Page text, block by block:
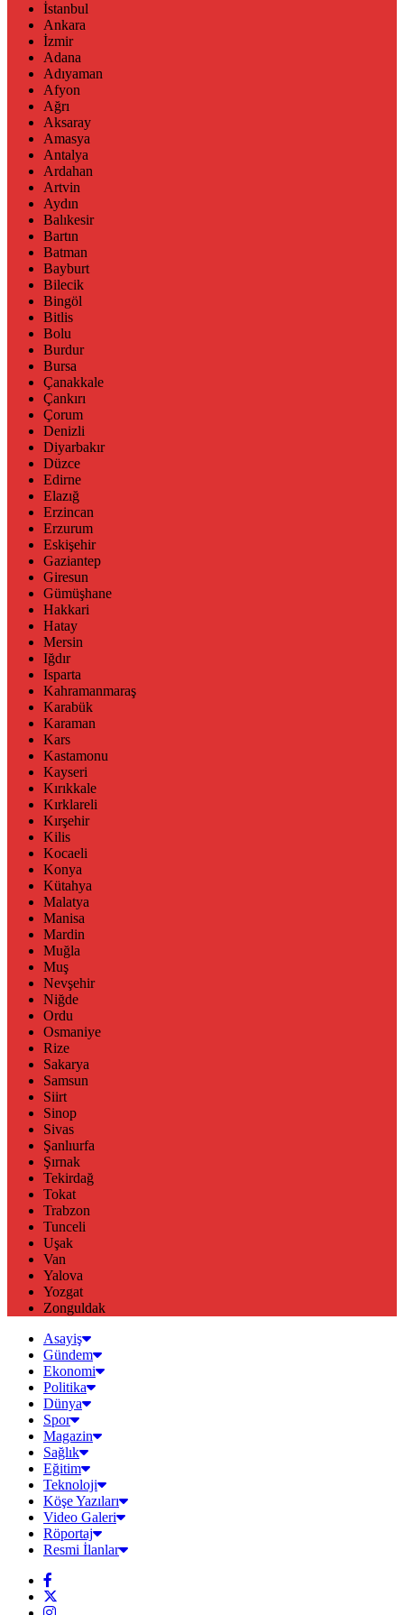
İstanbul
Ankara
İzmir
Adana
Adıyaman
Afyon
Ağrı
Aksaray
Amasya
Antalya
Ardahan
Artvin
Aydın
Balıkesir
Bartın
Batman
Bayburt
Bilecik
Bingöl
Bitlis
Bolu
Burdur
Bursa
Çanakkale
Çankırı
Çorum
Denizli
Diyarbakır
Düzce
Edirne
Elazığ
Erzincan
Erzurum
Eskişehir
Gaziantep
Giresun
Gümüşhane
Hakkari
Hatay
Mersin
Iğdır
Isparta
Kahramanmaraş
Karabük
Karaman
Kars
Kastamonu
Kayseri
Kırıkkale
Kırklareli
Kırşehir
Kilis
Kocaeli
Konya
Kütahya
Malatya
Manisa
Mardin
Muğla
Muş
Nevşehir
Niğde
Ordu
Osmaniye
Rize
Sakarya
Samsun
Siirt
Sinop
Sivas
Şanlıurfa
Şırnak
Tekirdağ
Tokat
Trabzon
Tunceli
Uşak
Van
Yalova
Yozgat
Zonguldak
Asayiş
Gündem
Ekonomi
Politika
Dünya
Spor
Magazin
Sağlık
Eğitim
Teknoloji
Köşe Yazıları
Video Galeri
Röportaj
Resmi İlanlar